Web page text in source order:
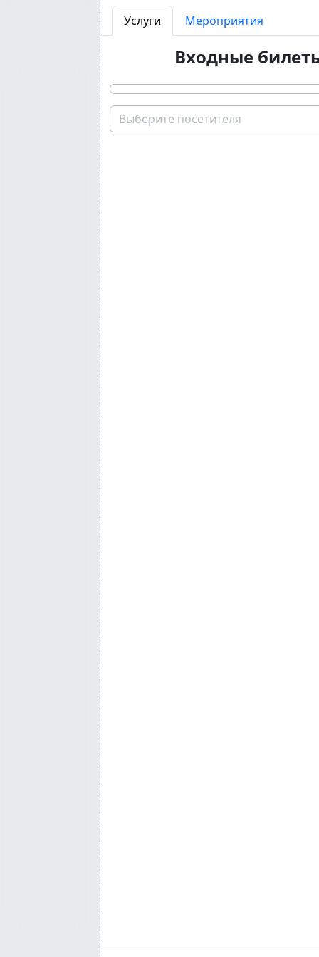
Услуги Мероприятия
Входные
Выберите посетителя